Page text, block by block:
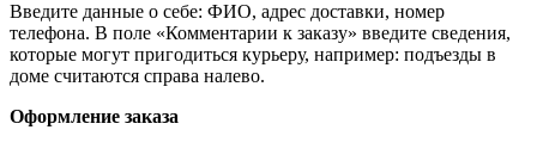
Введите данные о себе: ФИО, адрес доставки, номер
телефона. В поле «Комментарии к заказу» введите сведения,
которые могут пригодиться курьеру, например: подъезды в
доме считаются справа налево.
Оформление заказа